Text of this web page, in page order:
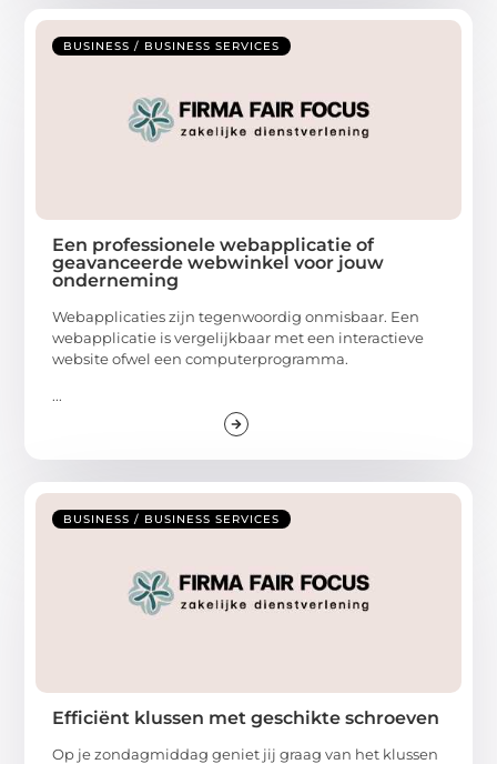
BUSINESS / BUSINESS SERVICES
Een professionele webapplicatie of
geavanceerde webwinkel voor jouw
onderneming
Webapplicaties zijn tegenwoordig onmisbaar. Een
webapplicatie is vergelijkbaar met een interactieve
website ofwel een computerprogramma.
...
BUSINESS / BUSINESS SERVICES
Efficiënt klussen met geschikte schroeven
Op je zondagmiddag geniet jij graag van het klussen